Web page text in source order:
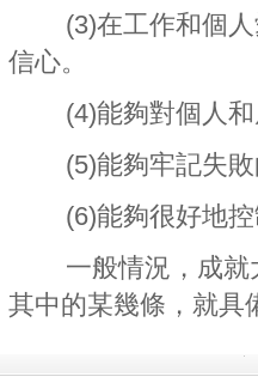
值
(3)在工作和個人
信心。
(4)能夠對個人和
(5)能夠牢記失敗
(6)能夠很好地控
一般情況，成就大
其中的某幾條，就具